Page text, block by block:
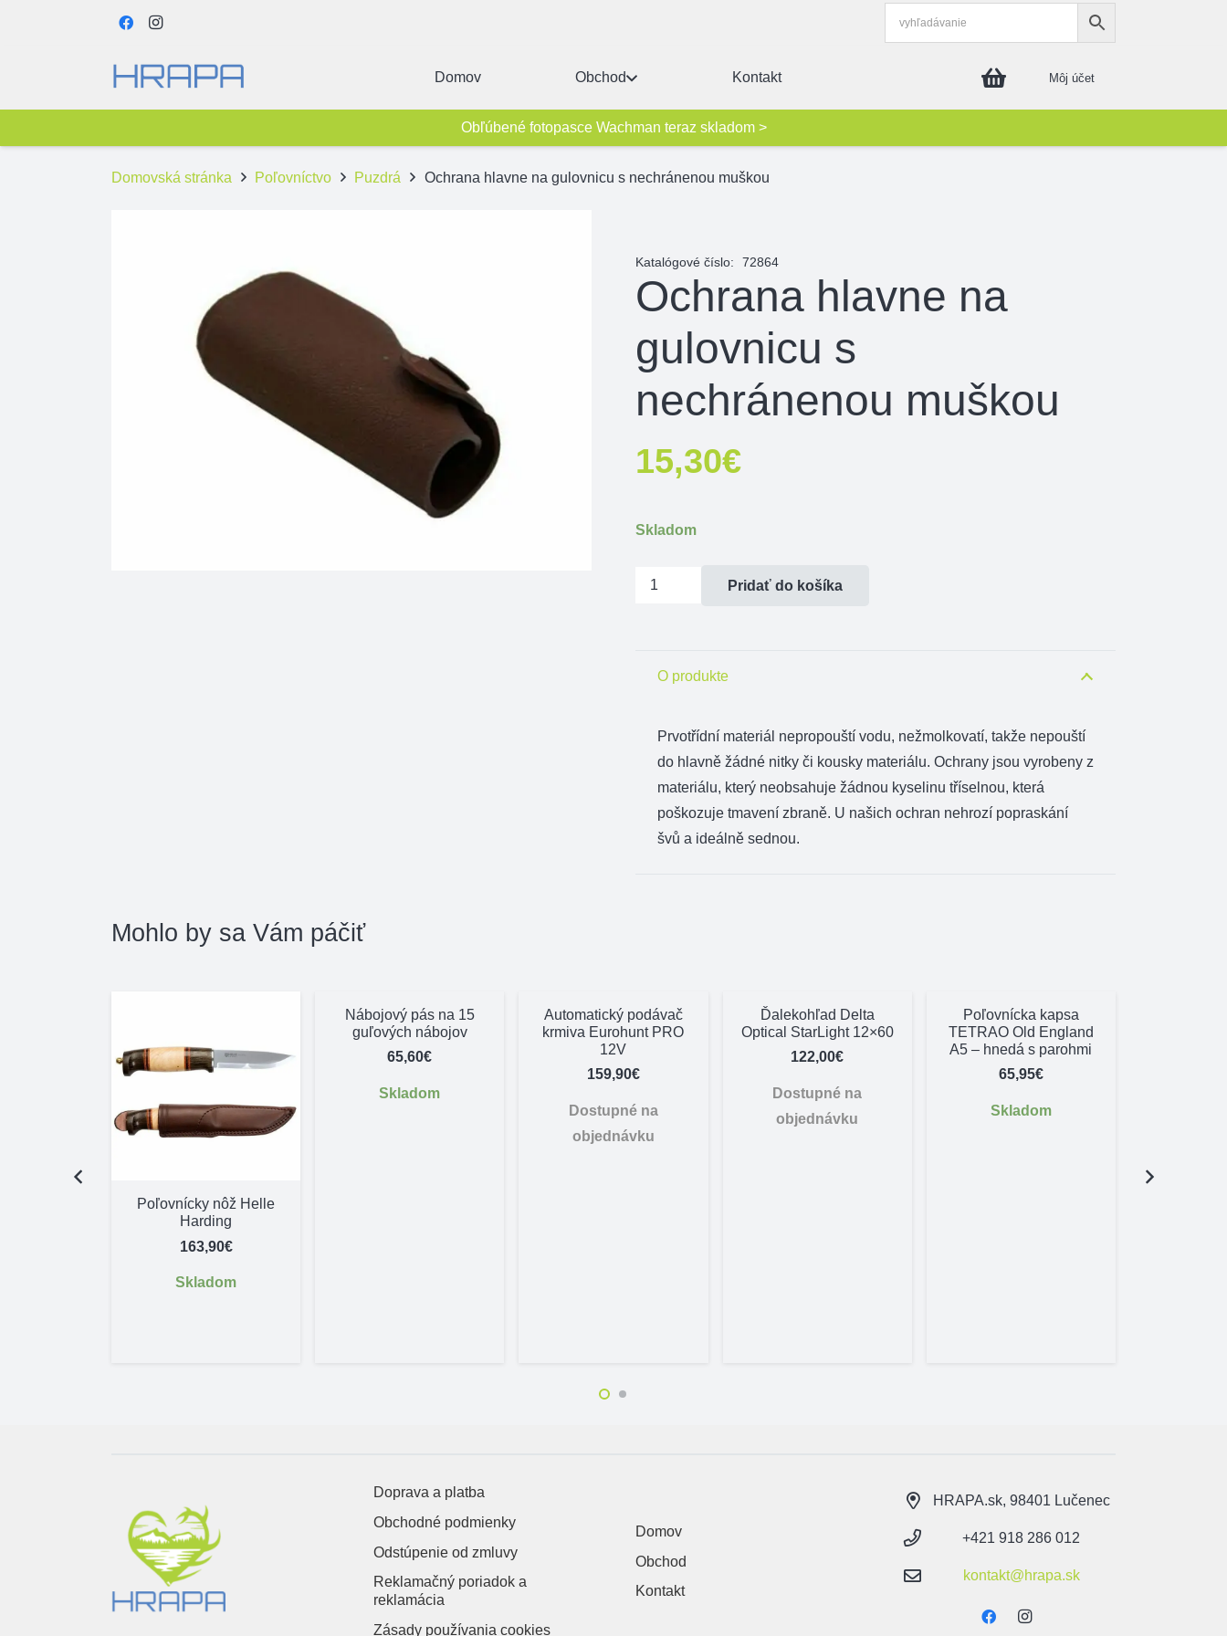
Domov Obchod Kontakt Môj účet
Obľúbené fotopasce Wachman teraz skladom >
Domovská stránka Poľovníctvo Puzdrá Ochrana hlavne na gulovnicu s nechránenou muškou
Katalógové číslo: 72864
Ochrana hlavne na
gulovnicu s
nechránenou muškou
15,30€
Skladom
množstvo
gulovnicu
nechránenou
muškou
Pridať do košíka
O produkte
Prvotřídní materiál nepropouští vodu, nežmolkovatí, takže nepouští
do hlavně žádné nitky či kousky materiálu. Ochrany jsou vyrobeny z
materiálu, který neobsahuje žádnou kyselinu tříselnou, která
poškozuje tmavení zbraně. U našich ochran nehrozí popraskání
švů a ideálně sednou.
Mohlo by sa Vám páčiť
Poľovnícky nôž Helle
Harding
163,90€
Skladom
Nábojový pás na 15
guľových nábojov
65,60€
Skladom
Automatický podávač
krmiva Eurohunt PRO
12V
159,90€
Dostupné na
objednávku
Ďalekohľad Delta
Optical StarLight 12×60
122,00€
Dostupné na
objednávku
Poľovnícka kapsa
TETRAO Old England
A5 – hnedá s parohmi
65,95€
Skladom
Doprava a platba
Obchodné podmienky
Odstúpenie od zmluvy
Reklamačný poriadok a
reklamácia
Zásady používania cookies
Domov
Obchod
Kontakt
HRAPA.sk, 98401 Lučenec
+421 918 286 012
kontakt@hrapa.sk